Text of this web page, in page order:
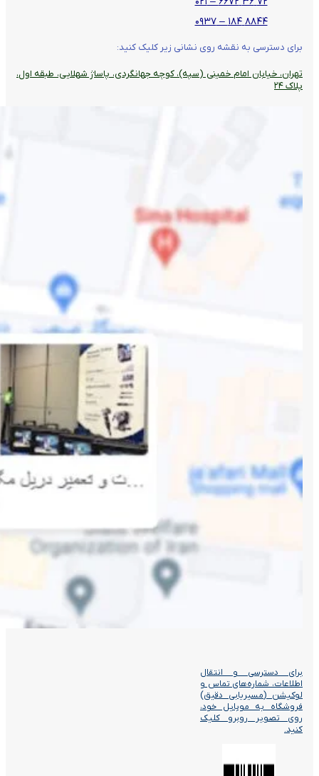
۸۸۴۴ ۱۸۴ – ۰۹۳۷
برای دسترسی به نقشه روی نشانی زیر کلیک کنید:
تهران، خیابان امام خمینی (سپه)، کوچه جهانگردی،‌ پاساژ شهلایی، طبقه اول،
پلاک ۲۴
برای دسترسی و انتقال
اطلاعات، شماره‌های تماس و
لوکیشن (مسیریابی دقیق)
فروشگاه به موبایل خود،
روی تصویر روبرو کلیک
کنید.